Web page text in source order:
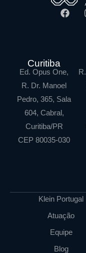
Curitiba
Ed. Opus One,
R. Dr. Manoel
Pedro, 365, Sala
604, Cabral,
Curitiba/PR
CEP 80035-030
Klein Portugal
Atuação
Equipe
Blog